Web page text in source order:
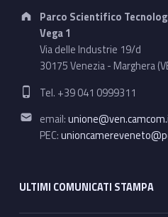
Address:
Parco Scientifico
Vega 1
Via delle Industrie 19/d
30175 Venezia - Marghera
Phone number:
Tel. +39 041 0999311
Email address:
email:
PEC:
ULTIMI COMUNICATI STAMPA